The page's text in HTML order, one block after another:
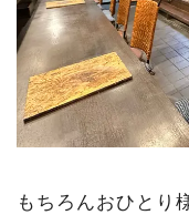
もちろんおひとり